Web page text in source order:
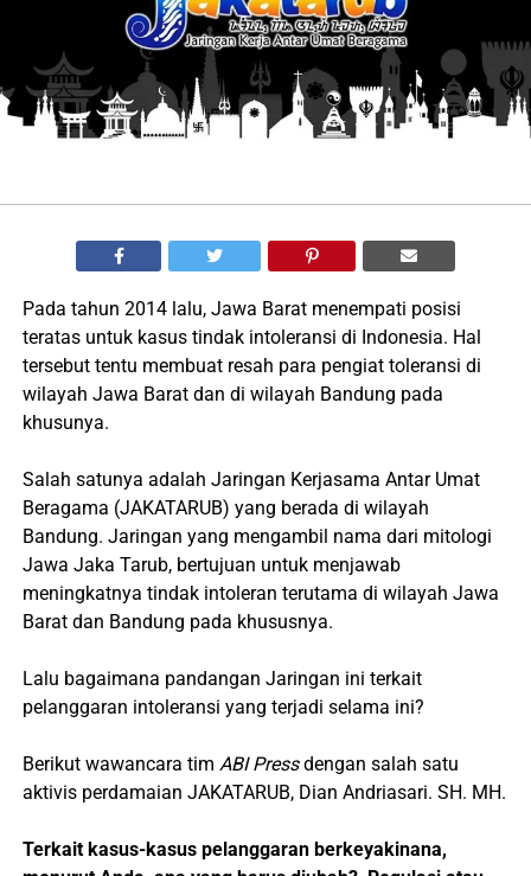
Pada tahun 2014 lalu, Jawa Barat menempati posisi
teratas untuk kasus tindak intoleransi di Indonesia. Hal
tersebut tentu membuat resah para pengiat toleransi di
wilayah Jawa Barat dan di wilayah Bandung pada
khusunya.
Salah satunya adalah Jaringan Kerjasama Antar Umat
Beragama (JAKATARUB) yang berada di wilayah
Bandung. Jaringan yang mengambil nama dari mitologi
Jawa Jaka Tarub, bertujuan untuk menjawab
meningkatnya tindak intoleran terutama di wilayah Jawa
Barat dan Bandung pada khususnya.
Lalu bagaimana pandangan Jaringan ini terkait
pelanggaran intoleransi yang terjadi selama ini?
Berikut wawancara tim ABI Pressdengan salah satu
aktivis perdamaian JAKATARUB, Dian Andriasari. SH. MH.
Terkait kasus-kasus pelanggaran berkeyakinana,